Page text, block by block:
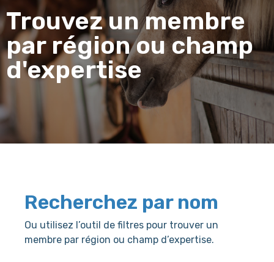
Trouvez un membre
par région ou champ
d'expertise
Recherchez par nom
Ou utilisez l’outil de filtres pour trouver un
membre par région ou champ d’expertise.